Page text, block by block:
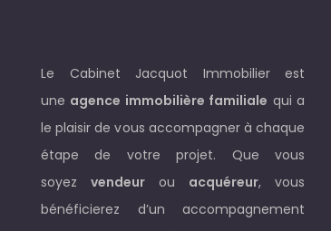
Le Cabinet Jacquot Immobilier est
une agence immobilière familiale qui a
le plaisir de vous accompagner à chaque
étape de votre projet. Que vous
soyez vendeur ou acquéreur, vous
bénéficierez d’un accompagnement